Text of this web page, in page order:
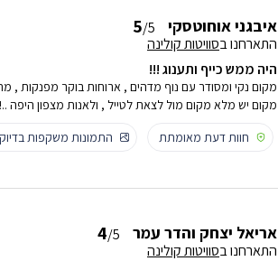
איבגני אוחוטסקי 5/5
התארחנו בסוויטות קולינה
היה ממש כייף ותענוג !!!
מקום נקי ומסודר עם נוף מדהים , ארוחות בוקר מפנקות
מקום יש מלא מקום מול לצאת לטייל , ולאנות מצפון היפה ..!
חוות דעת מאומתת
התמונות משקפות
אריאל יצחק והדר עמר 4/5
התארחנו בסוויטות קולינה